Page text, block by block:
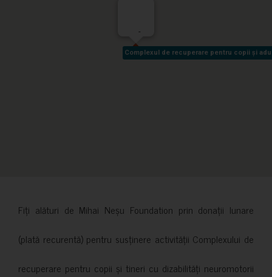
Complexul de recuperare pentru copii și
Complexul de recuperare pentru copii și
-
Fiți alături de Mihai Neșu Foundation prin donații lunare
(plată recurentă) pentru susținere activității Complexului de
recuperare pentru copii și tineri cu dizabilități neuromotorii